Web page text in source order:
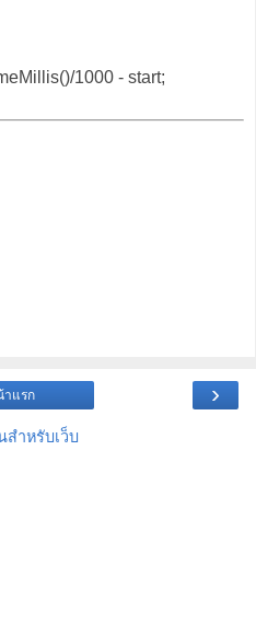
1000 - start;
›
าแรก
สำหรับเว็บ